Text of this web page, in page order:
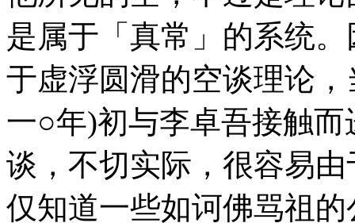
是属于「真常」的系统
于虚浮圆滑的空谈理论
一○年)初与李卓吾接触
谈，不切实际，很容易
仅知道一些如诃佛骂祖